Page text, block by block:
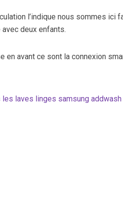
l’indique nous sommes ici
deux enfants.
en avant ce sont la connexion
laves linges samsung addwash